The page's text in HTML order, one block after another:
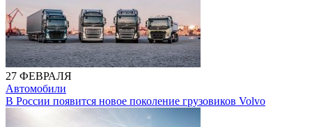
27 ФЕВРАЛЯ
Автомобили
В России появится новое поколение грузовиков Volvo